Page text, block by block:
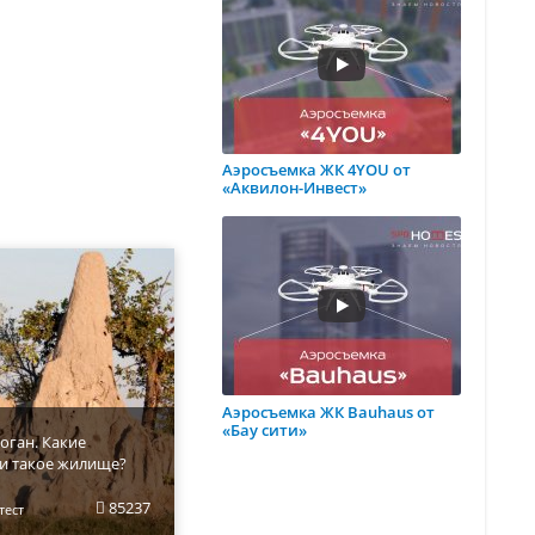
Какие
такое жилище?
85237
Аэросъемка ЖК 4YOU от
«Аквилон-Инвест»
Аэросъемка ЖК Bauhaus от
«Бау сити»